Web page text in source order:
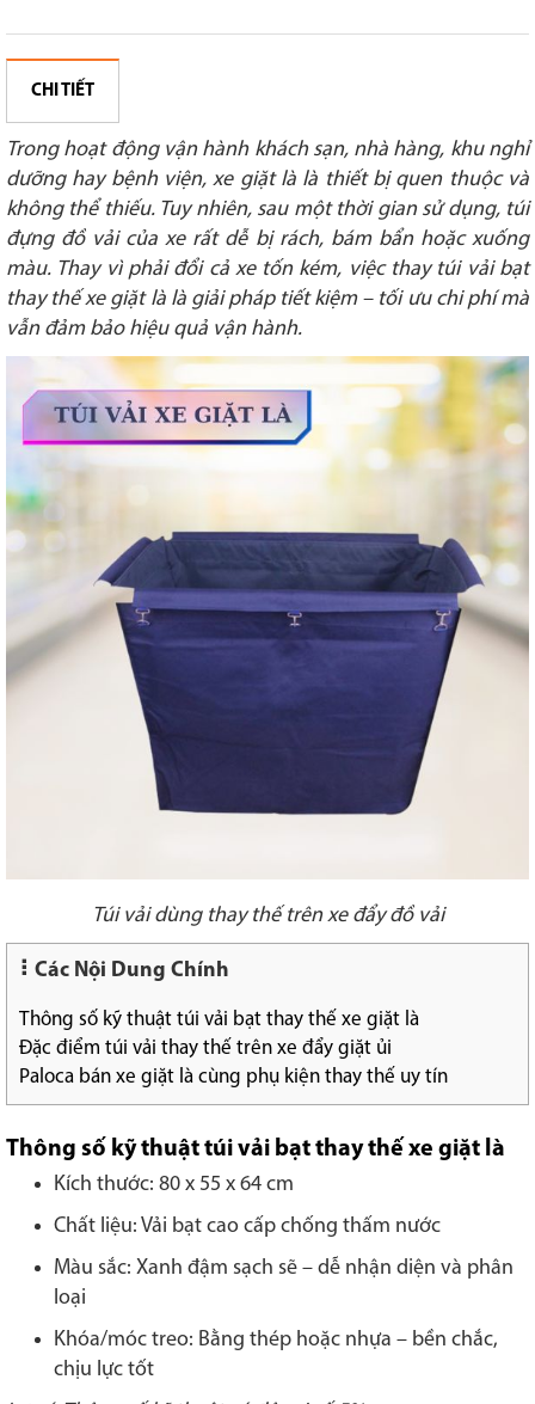
CHI TIẾT
Trong hoạt động vận hành khách sạn, nhà hàng, khu nghỉ
dưỡng hay bệnh viện, xe giặt là là thiết bị quen thuộc và
không thể thiếu. Tuy nhiên, sau một thời gian sử dụng, túi
đựng đồ vải của xe rất dễ bị rách, bám bẩn hoặc xuống
màu. Thay vì phải đổi cả xe tốn kém, việc thay túi vải bạt
thay thế xe giặt là là giải pháp tiết kiệm – tối ưu chi phí mà
vẫn đảm bảo hiệu quả vận hành.
Túi vải dùng thay thế trên xe đẩy đồ vải
Các Nội Dung Chính
Thông số kỹ thuật túi vải bạt thay thế xe giặt là
Đặc điểm túi vải thay thế trên xe đẩy giặt ủi
Paloca bán xe giặt là cùng phụ kiện thay thế uy tín
Thông số kỹ thuật túi vải bạt thay thế xe giặt là
Kích thước: 80 x 55 x 64 cm
Chất liệu: Vải bạt cao cấp chống thấm nước
Màu sắc: Xanh đậm sạch sẽ – dễ nhận diện và phân
loại
Khóa/móc treo: Bằng thép hoặc nhựa – bền chắc,
chịu lực tốt